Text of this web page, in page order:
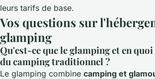
leurs tarifs de base.
Vos questions sur
glamping
Qu'est-ce que le glamping et en
du camping traditionnel ?
Le glamping combine camping et